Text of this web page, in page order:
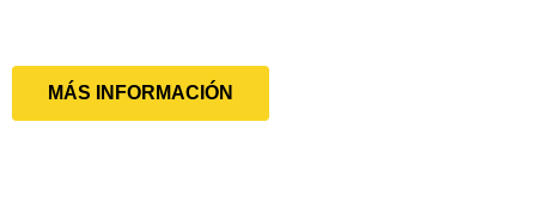
MÁS INFORMACIÓN